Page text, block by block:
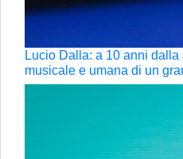
Lucio Dalla: a 10 anni dalla
musicale e umana di un